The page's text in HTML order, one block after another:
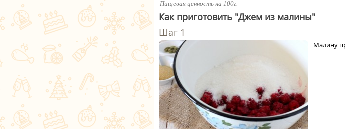
Пищевая ценность на 100г.
Как приготовить "Джем из малины"
Малину